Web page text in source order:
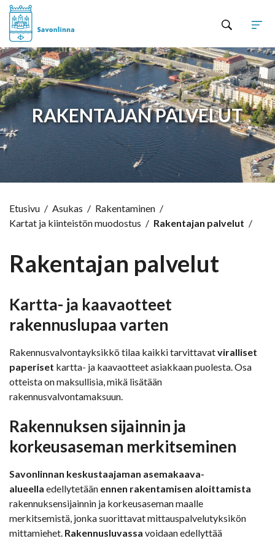
RAKENTAJAN PALVELUT
Etusivu / Asukas / Rakentaminen /
Kartat ja kiinteistön muodostus / Rakentajan palvelut /
Rakentajan palvelut
Kartta- ja kaavaotteet
rakennuslupaa varten
Rakennusvalvontayksikkö tilaa kaikki tarvittavatviralliset
paperiset kartta- ja kaavaotteet asiakkaan puolesta. Osa
otteista on maksullisia, mikä lisätään
rakennusvalvontamaksuun.
Rakennuksen sijainnin ja
korkeusaseman merkitseminen
Savonlinnan keskustaajaman asemakaava-
alueella edellytetään ennen rakentamisen aloittamista
rakennuksensijainnin ja korkeusaseman maalle
merkitsemistä, jonka suorittavat mittauspalvelutyksikön
mittamiehet. Rakennusluvassa voidaan edellyttää